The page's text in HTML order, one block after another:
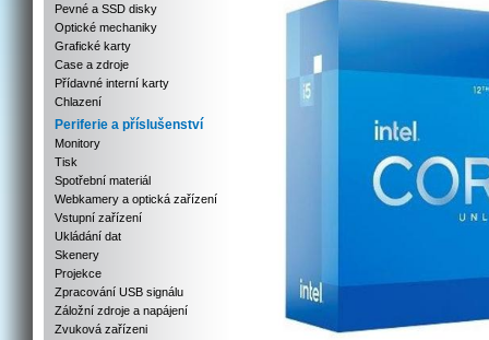
Pevné a SSD disky
Optické mechaniky
Grafické karty
Case a zdroje
Přídavné interní karty
Chlazení
Periferie a příslušenství
Monitory
Tisk
Spotřební materiál
Webkamery a optická zařízení
Vstupní zařízení
Ukládání dat
Skenery
Projekce
Zpracování USB signálu
Záložní zdroje a napájení
Zvuková zařízeni